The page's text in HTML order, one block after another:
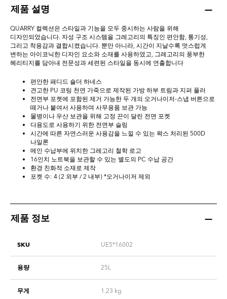
제품 설명
QUARRY 컬렉션은 스타일과 기능을 모두 중시하는 사람을 위해
디자인되었습니다. 자성 구조 시스템을 그레고리의 특징인 편안함, 통기성,
그리고 착용감과 결합시켰습니다. 뿐만 아니라, 시간이 지날수록 멋스럽게
변하는 아이코닉한 디자인 요소와 소재를 사용하였고, 그레고리의 풍부한
헤리티지를 담아내 전문성과 세련된 스타일을 동시에 연출합니다
편안한 패디드 숄더 하네스
견고한 PU 코팅 천연 가죽으로 제작된 가방 하부 트림과 지퍼 풀러
전면부 포켓에 포함된 제거 가능한 두 개의 오거나이저-스냅 버튼으로
떼거나 붙여서 사용하며 사무용품 보관 가능
물병이나 우산 보관을 위해 고정 끈이 달린 전면 포켓
다용도로 사용하기 위한 전면부 슬링
시간에 따른 자연스러운 사용감을 느낄 수 있는 왁스 처리된 500D
나일론
메인 수납부에 위치한 그레고리 철학 로고
16인치 노트북을 보관할 수 있는 별도의 PC 수납 공간
환경 친화적 소재로 제작
포켓 수: 4 (2 외부 / 2 내부) *오거나이저 제외
제품 정보
SKU UE5*16002
용량 25L
무게 1.23 kg